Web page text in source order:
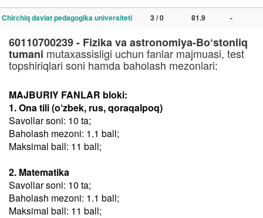
Chirchiq davlat pedagogika universiteti 3 / 0 81.9 -
60110700239 - Fizika va astronomiya-Bo‘stonliq
tumani mutaxassisligi uchun fanlar majmuasi, test
topshiriqlari soni hamda baholash mezonlari:
MAJBURIY FANLAR bloki:
1. Ona tili (o‘zbek, rus, qoraqalpoq)
Savollar soni: 10 ta;
Baholash mezoni: 1.1 ball;
Maksimal ball: 11 ball;
2. Matematika
Savollar soni: 10 ta;
Baholash mezoni: 1.1 ball;
Maksimal ball: 11 ball;